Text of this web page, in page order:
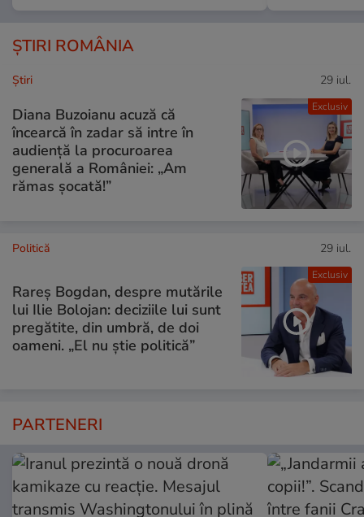
ȘTIRI ROMÂNIA
Exclusiv
Ştiri 29 iul.
Diana Buzoianu acuză că
încearcă în zadar să intre în
audiență la procuroarea
generală a României: „Am
rămas șocată!”
Exclusiv
Politică 29 iul.
Rareș Bogdan, despre mutările
lui Ilie Bolojan: deciziile lui sunt
pregătite, din umbră, de doi
oameni. „El nu știe politică”
PARTENERI